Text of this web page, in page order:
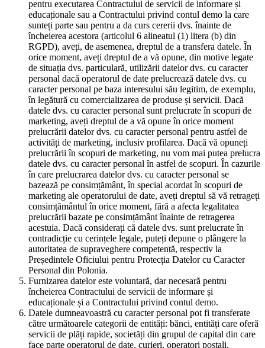
pentru executarea Contractului de servicii de informare și
educaționale sau a Contractului privind contul demo la care
sunteți parte sau pentru a da curs cererii dvs. înainte de
încheierea acestora (articolul 6 alineatul (1) litera (b) din
RGPD), aveți, de asemenea, dreptul de a transfera datele. În
orice moment, aveți dreptul de a vă opune, din motive legate
de situația dvs. particulară, utilizării datelor dvs. cu caracter
personal dacă operatorul de date prelucrează datele dvs. cu
caracter personal pe baza interesului său legitim, de exemplu,
în legătură cu comercializarea de produse și servicii. Dacă
datele dvs. cu caracter personal sunt prelucrate în scopuri de
marketing, aveți dreptul de a vă opune în orice moment
prelucrării datelor dvs. cu caracter personal pentru astfel de
activități de marketing, inclusiv profilarea. Dacă vă opuneți
prelucrării în scopuri de marketing, nu vom mai putea prelucra
datele dvs. cu caracter personal în astfel de scopuri. În cazurile
în care prelucrarea datelor dvs. cu caracter personal se
bazează pe consimțământ, în special acordat în scopuri de
marketing ale operatorului de date, aveți dreptul să vă retrageți
consimțământul în orice moment, fără a afecta legalitatea
prelucrării bazate pe consimțământ înainte de retragerea
acestuia. Dacă considerați că datele dvs. sunt prelucrate în
contradicție cu cerințele legale, puteți depune o plângere la
autoritatea de supraveghere competentă, respectiv la
Președintele Oficiului pentru Protecția Datelor cu Caracter
Personal din Polonia.
Furnizarea datelor este voluntară, dar necesară pentru
încheierea Contractului de servicii de informare și
educaționale și a Contractului privind contul demo.
Datele dumneavoastră cu caracter personal pot fi transferate
către următoarele categorii de entități: bănci, entități care oferă
servicii de plăți rapide, societăți din grupul de capital din care
face parte operatorul de date, curieri, operatori poștali,